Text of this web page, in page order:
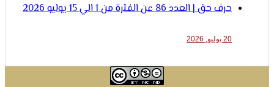
حرف حق | العدد 86 عن الفترة من 1 الي 15 يوليو 2026